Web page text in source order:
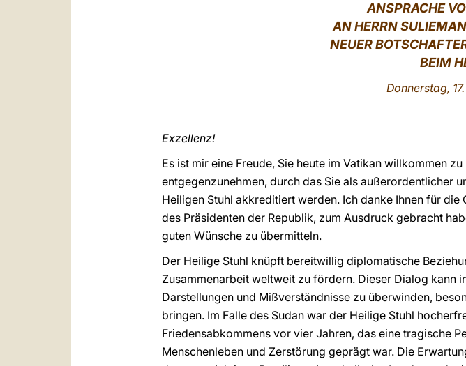
ANSPRACHE
AN HERRN
NEUER
BEIM
Donnerstag,
Exzellenz!
Es ist mir eine Freude, Sie heute im Vatikan willkommen
entgegenzunehmen, durch das Sie als außerordentlicher
Heiligen Stuhl akkreditiert werden. Ich danke Ihnen für
des Präsidenten der Republik, zum Ausdruck gebracht
guten Wünsche zu übermitteln.
Der Heilige Stuhl knüpft bereitwillig diplomatische
Zusammenarbeit weltweit zu fördern. Dieser Dialog kann
Darstellungen und Mißverständnisse zu überwinden,
bringen. Im Falle des Sudan war der Heilige Stuhl
Friedensabkommens vor vier Jahren, das eine tragische
Menschenleben und Zerstörung geprägt war. Die